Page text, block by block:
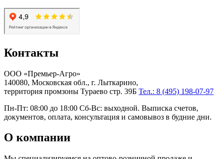
Контакты
ООО «Премьер-Агро»
140080, Московская обл., г. Лыткарино,
территория промзоны Тураево стр. 39Б Тел.: 8 (495) 198-07-97
Пн-Пт: 08:00 до 18:00 Сб-Вс: выходной. Выписка счетов,
документов, оплата, консультация и самовывоз в будние дни.
О компании